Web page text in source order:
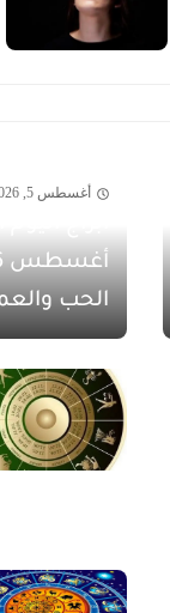
أغسطس 5, 2026
الحب